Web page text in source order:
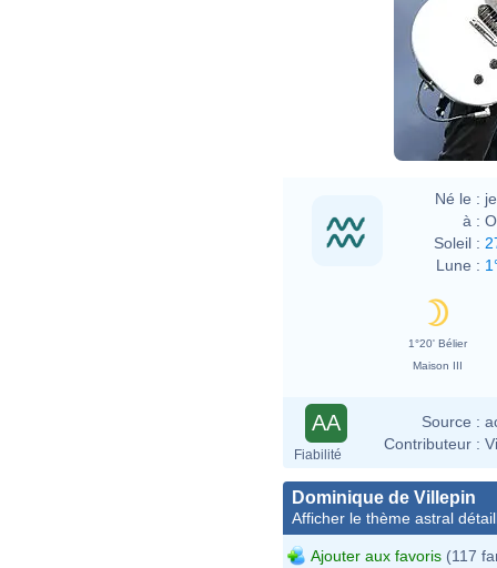
Né le :
à :
Soleil :
Lune :
1°20' Bélier
Maison III
AA
Fiabilité
Source :
Contributeur :
Dominique de Villepin
Afficher le thème astral
Ajouter aux favoris (117